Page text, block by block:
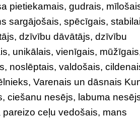
pietiekamais, gudrais,
sargājošais, spēcīgais,
dzīvību dāvātājs, dzīvību
unikālais, vienīgais,
noslēptais, valdošais,
Varenais un dāsnais
ciešanu nesējs, labuma
ceļu vedošais, mans